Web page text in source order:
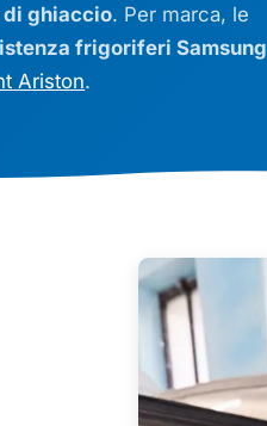
ghiaccio. Per marca, le
frigoriferi Samsung
Ariston.